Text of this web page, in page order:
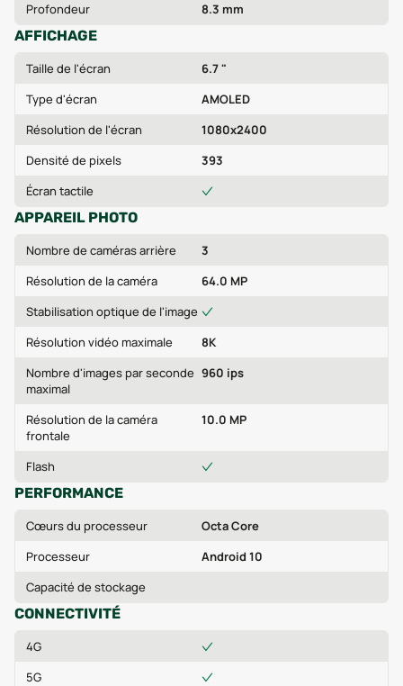
Profondeur
8.3 mm
AFFICHAGE
Taille de l'écran
6.7 "
Type d'écran
AMOLED
Résolution de l'écran
1080x2400
Densité de pixels
393
Écran tactile
APPAREIL PHOTO
Nombre de caméras arrière
3
Résolution de la caméra
64.0 MP
Stabilisation optique de l'image
Résolution vidéo maximale
8K
Nombre d'images par seconde
maximal
960 ips
Résolution de la caméra
frontale
10.0 MP
Flash
PERFORMANCE
Cœurs du processeur
Octa Core
Processeur
Android 10
Capacité de stockage
CONNECTIVITÉ
4G
5G